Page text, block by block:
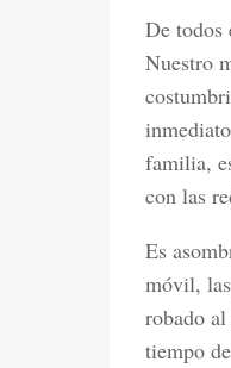
De todos
Nuestro
familia,
con las
Es
móvil,
robado
tiempo